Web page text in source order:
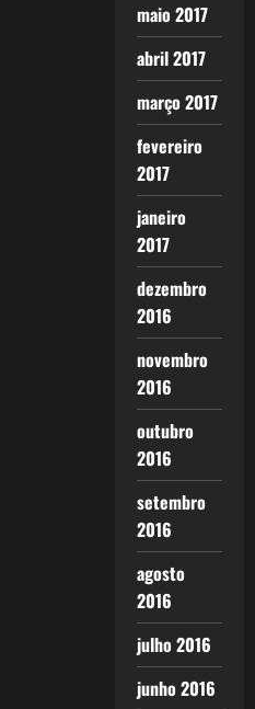
maio 2017
abril 2017
março 2017
fevereiro
2017
janeiro
2017
dezembro
2016
novembro
2016
outubro
2016
setembro
2016
agosto
2016
julho 2016
junho 2016